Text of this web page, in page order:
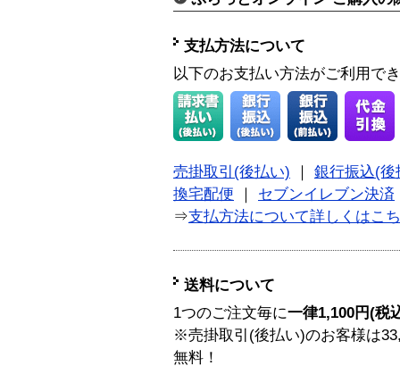
支払方法について
以下のお支払い方法がご利用で
売掛取引(後払い)
銀行振込(後
換宅配便
セブンイレブン決済
⇒支払方法について詳しくはこ
送料について
1つのご注文毎に一律1,100円(税
※売掛取引(後払い)のお客様は
無料！